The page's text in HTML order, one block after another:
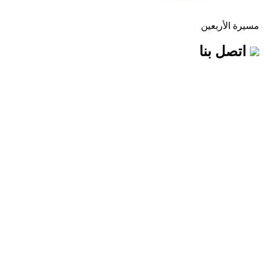
مسيرة الأربعين
اتصل بنا